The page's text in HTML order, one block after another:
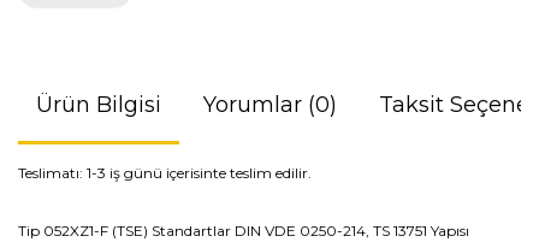
Ürün Bilgisi Yorumlar (0) Taksit
Teslimatı: 1-3 iş günü içerisinte teslim edilir.
Tip 052XZ1-F (TSE) Standartlar DIN VDE 0250-214, TS 13751 Yapısı